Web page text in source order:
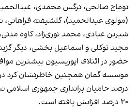
توماج صالحی، نرگس محمدی،
(مولوی عبدالحمید)، گلشیفته فراهانی،
شیرین عبادی، محمد نوری‌زاد، کاوه
مجید توکلی و اسماعیل بخشی، دیگر
حضور در ائتلاف اپوزیسیون بیشترین
موسسه گمان همچنین خاطرنشان کرد در
درصد حامیان براندازی جمهوری
۲۰ درصد افزایش یافته است.